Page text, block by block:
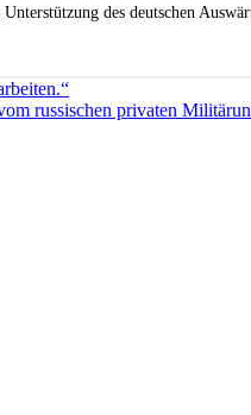
des deutschen
russischen privaten